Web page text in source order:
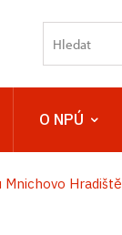
O NPÚ
Hradiště